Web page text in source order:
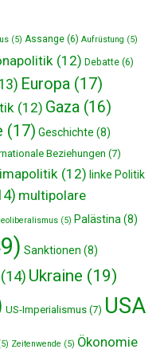
(5) Assange (6) Aufrüstung (5)
(12) Debatte (6)
Europa (17)
(12) Gaza (16)
(17) Geschichte (8)
Beziehungen (7)
(12) linke Politik
multipolare
(5) Palästina(8)
Sanktionen (8)
(14) Ukraine (19)
US-Imperialismus (7) USA
Zeitenwende (5) Ökonomie